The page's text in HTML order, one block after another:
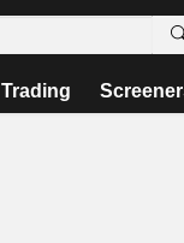
Trading